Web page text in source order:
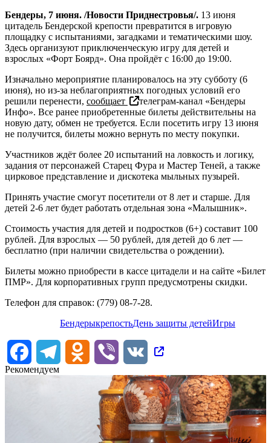
Бендеры, 7 июня. /Новости Приднестровья/. 13 июня
цитадель Бендерской крепости превратится в игровую
площадку с испытаниями, загадками и тематическими шоу.
Здесь организуют приключенческую игру для детей и
взрослых «Форт Боярд». Она пройдёт с 16:00 до 19:00.
Изначально мероприятие планировалось на эту субботу (6
июня), но из-за неблагоприятных погодных условий его
решили перенести, сообщает
телеграм-канал «Бендеры
Инфо». Все ранее приобретенные билеты действительны на
новую дату, обмен не требуется. Если посетить игру 13 июня
не получится, билеты можно вернуть по месту покупки.
Участников ждёт более 20 испытаний на ловкость и логику,
задания от персонажей Старец Фура и Мастер Теней, а также
цирковое представление и дискотека мыльных пузырей.
Принять участие смогут посетители от 8 лет и старше. Для
детей 2-6 лет будет работать отдельная зона «Малышник».
Стоимость участия для детей и подростков (6+) составит 100
рублей. Для взрослых — 50 рублей, для детей до 6 лет —
бесплатно (при наличии свидетельства о рождении).
Билеты можно приобрести в кассе цитадели и на сайте «Билет
ПМР». Для корпоративных групп предусмотрены скидки.
Телефон для справок: (779) 08-7-28.
БендерыкрепостьДень защиты детейИгры
FacebookTelegram Odnoklassniki
Viber
VK
Рекомендуем